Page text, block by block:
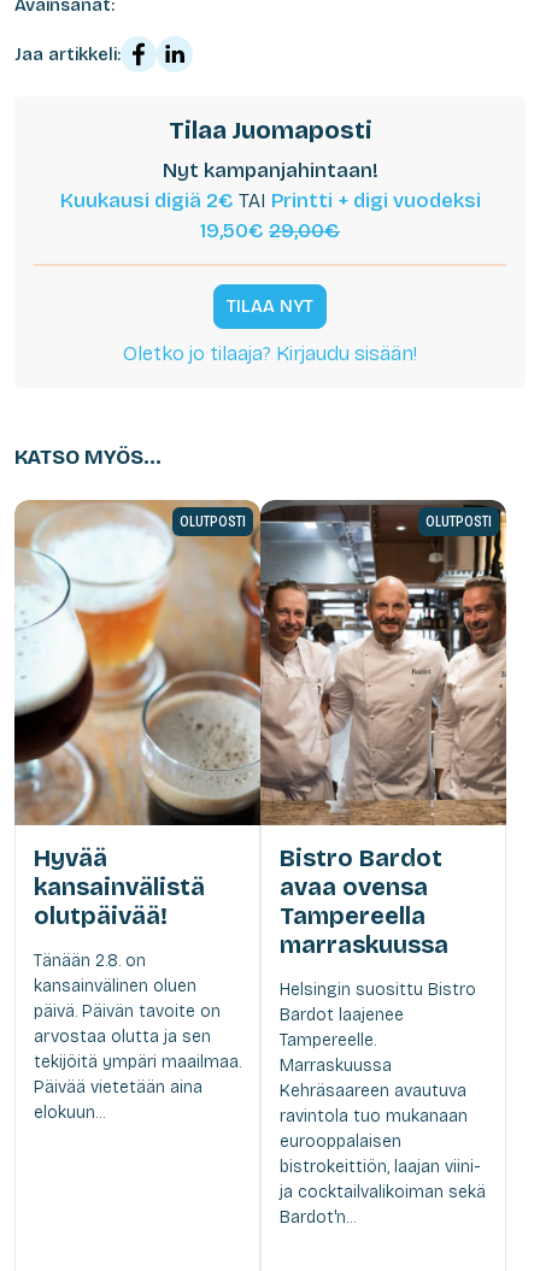
Avainsanat:
Jaa artikkeli:
Tilaa Juomaposti
Nyt kampanjahintaan!
Kuukausi digiä 2€ TAI Printti + digi vuodeksi
19,50€ 29,00€
TILAA NYT
Oletko jo tilaaja? Kirjaudu sisään!
KATSO MYÖS...
OLUTPOSTI
Hyvää
kansainvälistä
olutpäivää!
Tänään 2.8. on
kansainvälinen oluen
päivä. Päivän tavoite on
arvostaa olutta ja sen
tekijöitä ympäri maailmaa.
Päivää vietetään aina
elokuun...
OLUTPOSTI
Bistro Bardot
avaa ovensa
Tampereella
marraskuussa
Helsingin suosittu Bistro
Bardot laajenee
Tampereelle.
Marraskuussa
Kehräsaareen avautuva
ravintola tuo mukanaan
eurooppalaisen
bistrokeittiön, laajan viini-
ja cocktailvalikoiman sekä
Bardot'n...